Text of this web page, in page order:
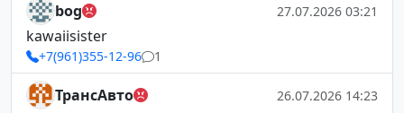
bog 27.07.2026 03:21
kawaiisister
+7(961)355-12-96 1
ТрансАвто 26.07.2026 14:23